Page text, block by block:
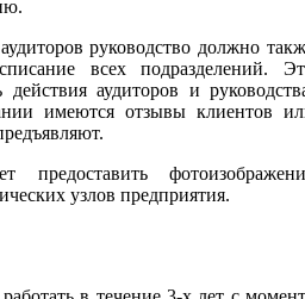
руководство должно
всех подразделений.
аудиторов и
имеются отзывы клиентов
предоставить
узлов предприятия.